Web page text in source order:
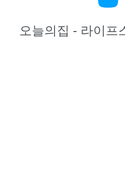
오늘의집 - 라이프